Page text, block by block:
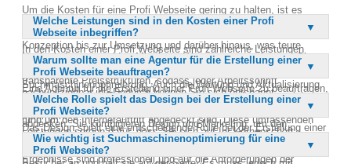
Um die Kosten für eine Profi Webseite gering zu halten, ist es
ratsam, sich von Anfang an an eine erfahrene Agentur zu wenden.
Eine Agentur bietet umfassende Dienstleistungen von der
Konzeption bis zur Umsetzung und darüber hinaus, was teure
Nacharbeiten vermeidet. Mit einem Wartungsvertrag können Sie
zudem die Kosten langfristig kontrollieren. Agenturen bieten
transparente Preisstrukturen, sodass jeder Arbeitsschritt
nachvollziehbar ist. Dadurch können Sie sich entspannt
zurücklehnen, während Profis sich um Ihren Internetauftritt
kümmern.
Welche Leistungen sind in den Kosten einer Profi
Webseite inbegriffen?
In den Kosten einer Profi Webseite sind zahlreiche Leistungen
inbegriffen, die von der Agentur übernommen werden. Dazu gehören
die Konzepterstellung, das Design, die Programmierung sowie die
Suchmaschinenoptimierung. Auch die Wartung und Aktualisierung
der Webseite sind Teil des Angebots. Agenturen kümmern sich
zudem um Bannerwerbung und Webshops, sodass alle Belange
rund um den Internetauftritt abgedeckt sind. Diese umfassenden
Leistungen sorgen dafür, dass Sie sich auf Ihr Kerngeschäft
konzentrieren können.
Warum sollte man eine Agentur für die Erstellung einer
Profi Webseite beauftragen?
Eine Agentur für die Erstellung einer Profi Webseite zu beauftragen,
bietet zahlreiche Vorteile. Agenturen verfügen über ein breites
Leistungsspektrum und können alle Bedürfnisse einer Firma
abdecken. Sie kombinieren Design und Marketing, um den
maximalen Umsatz zu erzielen. Zudem sparen Sie Zeit, da die
Agentur gezielt neue Designs oder Kampagnen erstellt. Die
Ergebnisse sind professionell und auf die Anforderungen der
Welche Rolle spielt das Design bei der Erstellung einer
Profi Webseite?
Das Design spielt eine entscheidende Rolle bei der Erstellung einer
Profi Webseite, da es maßgeblich zur Benutzererfahrung und zum
Erfolg der Webseite beiträgt. Ein ansprechendes Design zieht
Wie wichtig ist Suchmaschinenoptimierung für eine
Profi Webseite?